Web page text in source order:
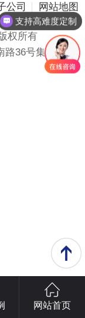
公司 网站地图
权所有
36号集智港A
网站首页
支持高难度定制